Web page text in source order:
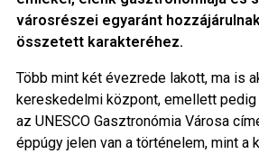
városrészei egyaránt
összetett karakteréhez.
Több mint két évezrede lakott, ma is
kereskedelmi központ, emellett
az UNESCO Gasztronómia Városa
éppúgy jelen van a történelem, mint a